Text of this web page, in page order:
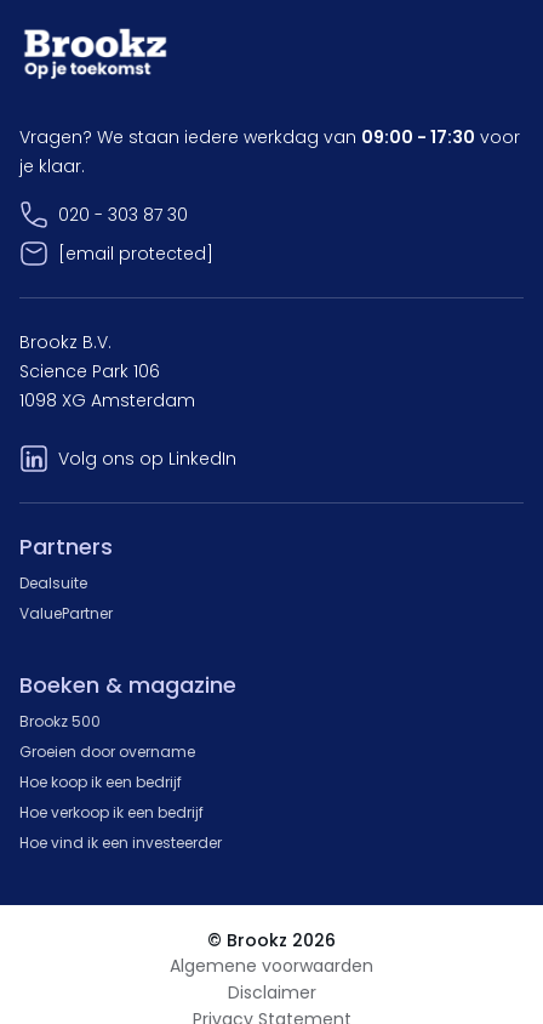
Vragen? We staan iedere werkdag van 09:00 - 17:30 voor
je klaar.
020 - 303 87 30
[email protected]
Brookz B.V.
Science Park 106
1098 XG Amsterdam
Volg ons op LinkedIn
Partners
Dealsuite
ValuePartner
Boeken & magazine
Brookz 500
Groeien door overname
Hoe koop ik een bedrijf
Hoe verkoop ik een bedrijf
Hoe vind ik een investeerder
© Brookz 2026
Algemene voorwaarden
Disclaimer